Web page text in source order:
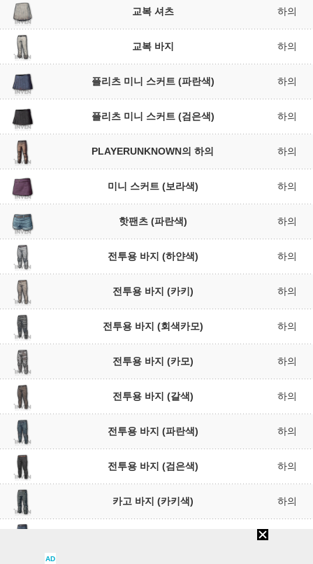
교복 셔츠 하의
교복 바지 하의
플리츠 미니 스커트 (파란색) 하의
플리츠 미니 스커트 (검은색) 하의
PLAYERUNKNOWN의 하의 하의
미니 스커트 (보라색) 하의
핫팬츠 (파란색) 하의
전투용 바지 (하얀색) 하의
전투용 바지 (카키) 하의
전투용 바지 (회색카모) 하의
전투용 바지 (카모) 하의
전투용 바지 (갈색) 하의
전투용 바지 (파란색) 하의
전투용 바지 (검은색) 하의
카고 바지 (카키색) 하의
AD